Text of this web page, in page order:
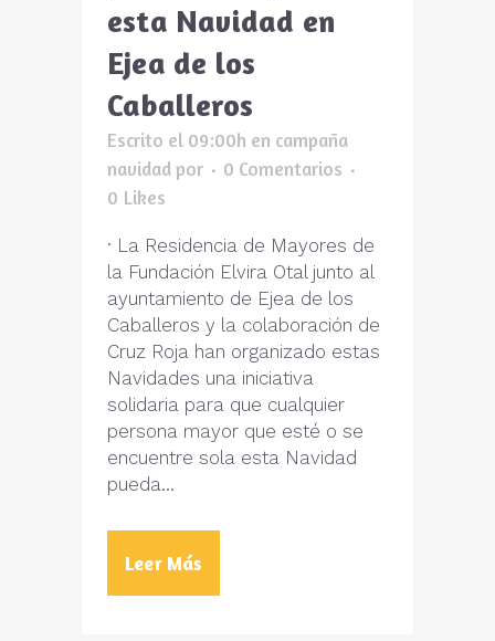
esta Navidad en
Ejea de los
Caballeros
Escrito el 09:00h en campaña
navidadpor
0 Comentarios
0 Likes
· La Residencia de Mayores de
la Fundación Elvira Otal junto al
ayuntamiento de Ejea de los
Caballeros y la colaboración de
Cruz Roja han organizado estas
Navidades una iniciativa
solidaria para que cualquier
persona mayor que esté o se
encuentre sola esta Navidad
pueda...
Leer Más